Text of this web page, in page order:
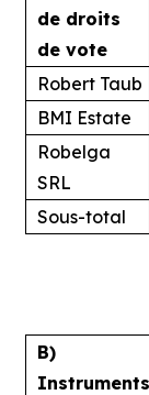
de droits
de vote
Robert Taub
BMI Estate
Robelga
SRL
Sous-total
B)
Instruments